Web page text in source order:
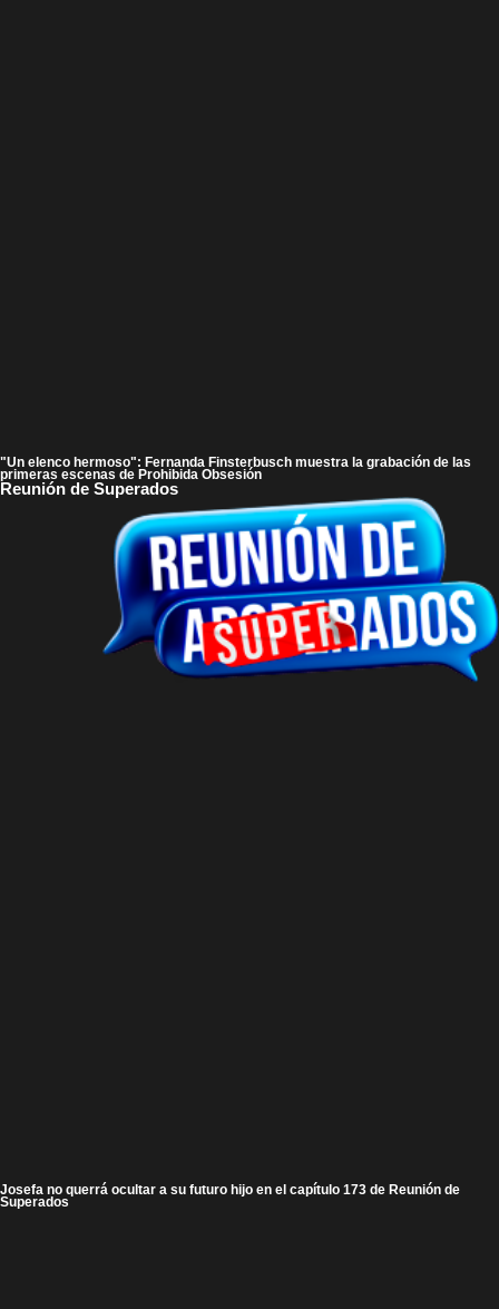
"Un elenco hermoso": Fernanda Finsterbusch muestra la grabación de las
primeras escenas de Prohibida Obsesión
Reunión de Superados
Josefa no querrá ocultar a su futuro hijo en el capítulo 173 de Reunión de
Superados